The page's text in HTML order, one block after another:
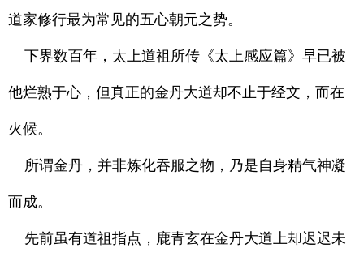
道家修行最为常见的五心朝元之势。
下界数百年，太上道祖所传《太上感应篇》早已被
他烂熟于心，但真正的金丹大道却不止于经文，而在
火候。
所谓金丹，并非炼化吞服之物，乃是自身精气神凝
而成。
先前虽有道祖指点，鹿青玄在金丹大道上却迟迟未